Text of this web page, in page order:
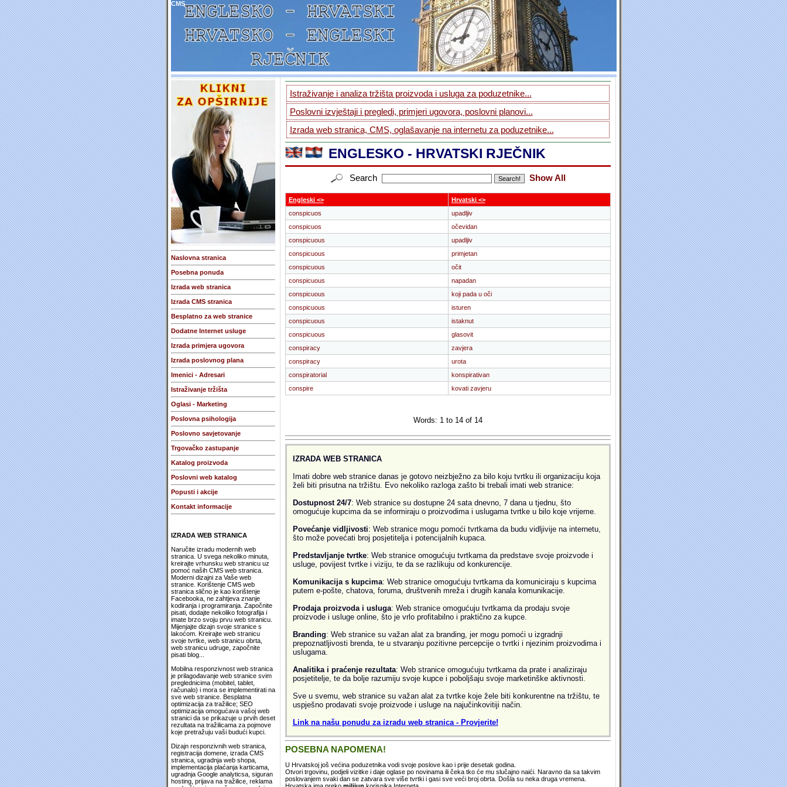
CMS
Naslovna stranica
Posebna ponuda
Izrada web stranica
Izrada CMS stranica
Besplatno za web stranice
Dodatne Internet usluge
Izrada primjera ugovora
Izrada poslovnog plana
Imenici - Adresari
Istraživanje tržišta
Oglasi - Marketing
Poslovna psihologija
Poslovno savjetovanje
Trgovačko zastupanje
Katalog proizvoda
Poslovni web katalog
Popusti i akcije
Kontakt informacije
IZRADA WEB STRANICA
Naručite izradu modernih web
stranica. U svega nekoliko minuta,
kreirajte vrhunsku web stranicu uz
pomoć naših CMS web stranica.
Moderni dizajni za Vaše web
stranice. Korištenje CMS web
stranica slično je kao korištenje
Facebooka, ne zahtjeva znanje
kodiranja i programiranja. Započnite
pisati, dodajte nekoliko fotografija i
imate brzo svoju prvu web stranicu.
Mijenjajte dizajn svoje stranice s
lakoćom. Kreirajte web stranicu
svoje tvrtke, web stranicu obrta,
web stranicu udruge, započnite
pisati blog...
Mobilna responzivnost web stranica
je prilagođavanje web stranice svim
preglednicima (mobitel, tablet,
računalo) i mora se implementirati na
sve web stranice. Besplatna
optimizacija za tražilice; SEO
optimizacija omogućava vašoj web
stranici da se prikazuje u prvih deset
rezultata na tražilicama za pojmove
koje pretražuju vaši budući kupci.
Dizajn responzivnih web stranica,
registracija domene, izrada CMS
stranica, ugradnja web shopa,
implementacija plaćanja karticama,
ugradnja Google analyticsa, siguran
hosting, prijava na tražilice, reklama
Istraživanje i analiza tržišta proizvoda i usluga za poduzetnike...
Poslovni izvještaji i pregledi, primjeri ugovora, poslovni planovi...
Izrada web stranica, CMS, oglašavanje na internetu za poduzetnike...
ENGLESKO - HRVATSKI RJEČNIK
Search Show All
Engleski <>
Hrvatski <>
conspicuos
upadljiv
conspicuos
očevidan
conspicuous
upadljiv
conspicuous
primjetan
conspicuous
očit
conspicuous
napadan
conspicuous
koji pada u oči
conspicuous
isturen
conspicuous
istaknut
conspicuous
glasovit
conspiracy
zavjera
conspiracy
urota
conspiratorial
konspirativan
conspire
kovati zavjeru
Words: 1 to 14 of 14
IZRADA WEB STRANICA
Imati dobre web stranice danas je gotovo neizbježno za bilo koju tvrtku ili organizaciju koja
želi biti prisutna na tržištu. Evo nekoliko razloga zašto bi trebali imati web stranice:
Dostupnost 24/7: Web stranice su dostupne 24 sata dnevno, 7 dana u tjednu, što
omogućuje kupcima da se informiraju o proizvodima i uslugama tvrtke u bilo koje vrijeme.
Povećanje vidljivosti: Web stranice mogu pomoći tvrtkama da budu vidljivije na internetu,
što može povećati broj posjetitelja i potencijalnih kupaca.
Predstavljanje tvrtke: Web stranice omogućuju tvrtkama da predstave svoje proizvode i
usluge, povijest tvrtke i viziju, te da se razlikuju od konkurencije.
Komunikacija s kupcima: Web stranice omogućuju tvrtkama da komuniciraju s kupcima
putem e-pošte, chatova, foruma, društvenih mreža i drugih kanala komunikacije.
Prodaja proizvoda i usluga: Web stranice omogućuju tvrtkama da prodaju svoje
proizvode i usluge online, što je vrlo profitabilno i praktično za kupce.
Branding: Web stranice su važan alat za branding, jer mogu pomoći u izgradnji
prepoznatljivosti brenda, te u stvaranju pozitivne percepcije o tvrtki i njezinim proizvodima i
uslugama.
Analitika i praćenje rezultata: Web stranice omogućuju tvrtkama da prate i analiziraju
posjetitelje, te da bolje razumiju svoje kupce i poboljšaju svoje marketinške aktivnosti.
Sve u svemu, web stranice su važan alat za tvrtke koje žele biti konkurentne na tržištu, te
uspješno prodavati svoje proizvode i usluge na najučinkovitiji način.
Link na našu ponudu za izradu web stranica - Provjerite!
POSEBNA NAPOMENA!
U Hrvatskoj još većina poduzetnika vodi svoje poslove kao i prije desetak godina.
Otvori trgovinu, podjeli vizitke i daje oglase po novinama ili čeka tko će mu slučajno naići. Naravno da sa takvim
poslovanjem svaki dan se zatvara sve više tvrtki i gasi sve veći broj obrta. Došla su neka druga vremena.
Hrvatska ima preko milijun korisnika Interneta.